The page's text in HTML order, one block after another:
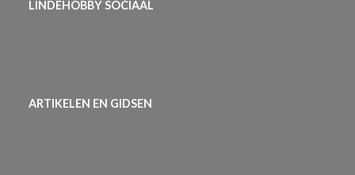
LINDEHOBBY SOCIAAL
ARTIKELEN EN GIDSEN